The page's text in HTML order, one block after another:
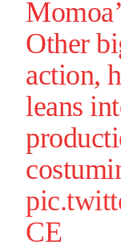
Other
action,
leans
CE